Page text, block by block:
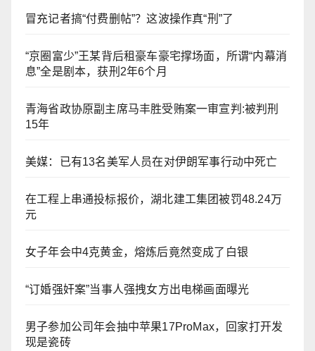
冒充记者搞“付费删帖”？这波操作真“刑”了
“京圈富少”王某背后租豪车豪宅撑场面，所谓“内幕消
息”全是剧本，获刑2年6个月
青海省政协原副主席马丰胜受贿案一审宣判:被判刑
15年
美媒：已有13名美军人员在对伊朗军事行动中死亡
在工程上串通投标报价，湖北建工集团被罚48.24万
元
女子年会中4克黄金，熔炼后竟然变成了白银
“订婚强奸案”当事人强拽女方出电梯画面曝光
男子参加公司年会抽中苹果17ProMax，回家打开发
现是瓷砖